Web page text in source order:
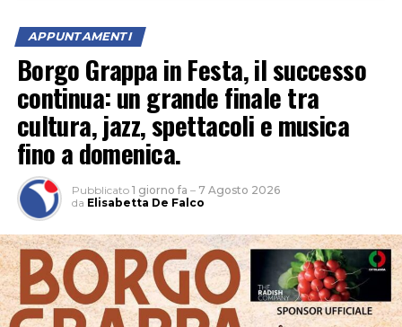
“Un’occasione per vivere la natura al calar del sole e
scoprire le meraviglie del cielo notturno tra stelle,
costellazioni e pianeti”, è l’invito della Fondazione
Caetani. Nel parco naturale non c’è inquinamento
luminoso e la volta celeste appare ancora più
spettacolare.
APPUNTAMENTI
Borgo Grappa in Festa, il successo
continua: un grande finale tra
cultura, jazz, spettacoli e musica
fino a domenica.
Pubblicato 1 giorno fa – 7 Agosto 2026
da Elisabetta De Falco